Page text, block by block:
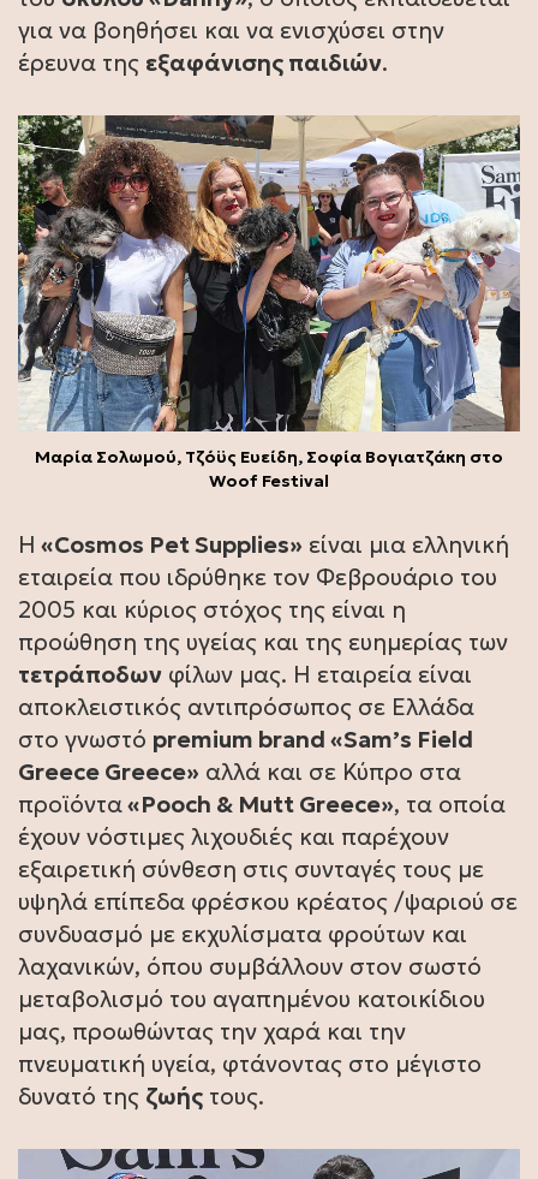
για να βοηθήσει και να ενισχύσει στην
έρευνα της εξαφάνισης παιδιών.
Μαρία Σολωμού, Τζόϋς Ευείδη, Σοφία Βογιατζάκη στο
Woof Festival
Η «Cosmos Pet Supplies» είναι μια ελληνική
εταιρεία που ιδρύθηκε τον Φεβρουάριο του
2005 και κύριος στόχος της είναι η
προώθηση της υγείας και της ευημερίας των
τετράποδων φίλων μας. Η εταιρεία είναι
αποκλειστικός αντιπρόσωπος σε Ελλάδα
στο γνωστό premium brand «Sam’s Field
Greece Greece» αλλά και σε Κύπρο στα
προϊόντα«Pooch & Mutt Greece», τα οποία
έχουν νόστιμες λιχουδιές και παρέχουν
εξαιρετική σύνθεση στις συνταγές τους με
υψηλά επίπεδα φρέσκου κρέατος /ψαριού σε
συνδυασμό με εκχυλίσματα φρούτων και
λαχανικών, όπου συμβάλλουν στον σωστό
μεταβολισμό του αγαπημένου κατοικίδιου
μας, προωθώντας την χαρά και την
πνευματική υγεία, φτάνοντας στο μέγιστο
δυνατό της ζωής τους.